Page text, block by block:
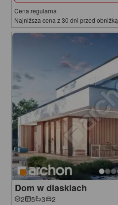
Cena regularna
Najniższa cena z 30 dni przed obniżką
Dom w diaskiach
2 5 3 2